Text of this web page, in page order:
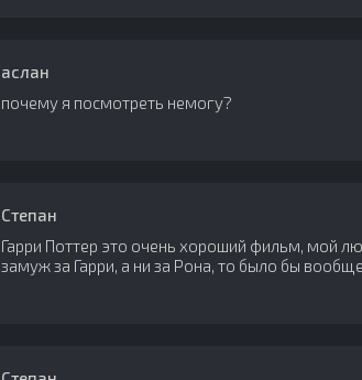
аслан
почему я посмотреть немогу?
Степан
Гарри Поттер это очень хороший фильм, мой
замуж за Гарри, а ни за Рона, то было бы